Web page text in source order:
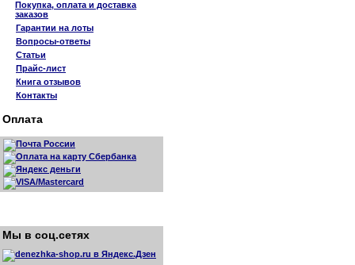
Покупка, оплата и доставка
заказов
Гарантии на лоты
Вопросы-ответы
Статьи
Прайс-лист
Книга отзывов
Контакты
Оплата
Мы в соц.сетях